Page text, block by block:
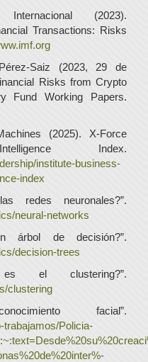
(2023).
Transactions: Risks
Saiz (2023, 29 de
Risks from Crypto
Fund Working Papers.
(2025). X-Force
Index.
institute-business-
index
redes neuronales?”.
neural-networks
árbol de decisión?”.
decision-trees
el clustering?”.
clustering
facial”.
trabajamos/Policia-